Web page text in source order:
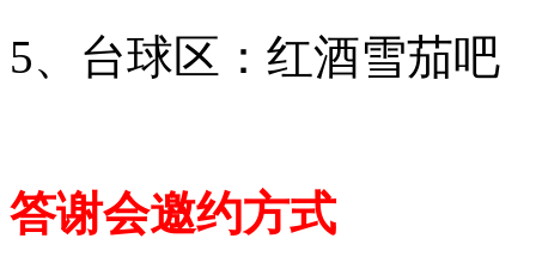
5、台球区：红酒雪茄吧
答谢会邀约方式